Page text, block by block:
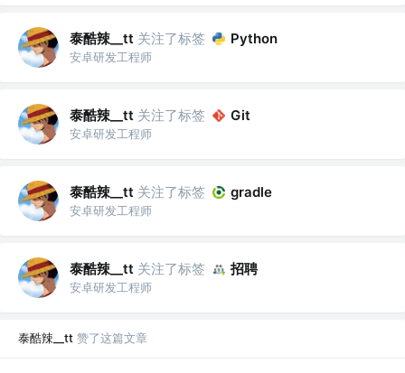
泰酷辣__tt 关注了标签 Python
安卓研发工程师
泰酷辣__tt 关注了标签 Git
安卓研发工程师
泰酷辣__tt 关注了标签 gradle
安卓研发工程师
泰酷辣__tt 关注了标签 招聘
安卓研发工程师
泰酷辣__tt 赞了这篇文章